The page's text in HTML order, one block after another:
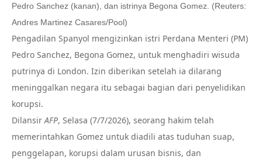
Pedro Sanchez (kanan), dan istrinya Begona Gomez. (Reuters:
Andres Martinez Casares/Pool)
Pengadilan Spanyol mengizinkan istri Perdana Menteri (PM)
Pedro Sanchez, Begona Gomez, untuk menghadiri wisuda
putrinya di London. Izin diberikan setelah ia dilarang
meninggalkan negara itu sebagai bagian dari penyelidikan
korupsi.
Dilansir AFP, Selasa (7/7/2026), seorang hakim telah
memerintahkan Gomez untuk diadili atas tuduhan suap,
penggelapan, korupsi dalam urusan bisnis, dan